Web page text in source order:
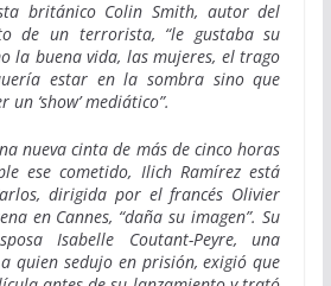
británico Colin Smith, autor del
de un terrorista, “le gustaba su
la buena vida, las mujeres, el trago
estar en la sombra sino que
‘show’ mediático”.
nueva cinta de más de cinco horas
ese cometido, Ilich Ramírez está
dirigida por el francés Olivier
en Cannes, “daña su imagen”. Su
Isabelle Coutant-Peyre, una
quien sedujo en prisión, exigió que